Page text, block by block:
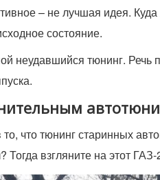
– не лучшая идея.
состояние.
неудавшийся тюнинг. Речь
что тюнинг старинных
взгляните на этот ГАЗ-